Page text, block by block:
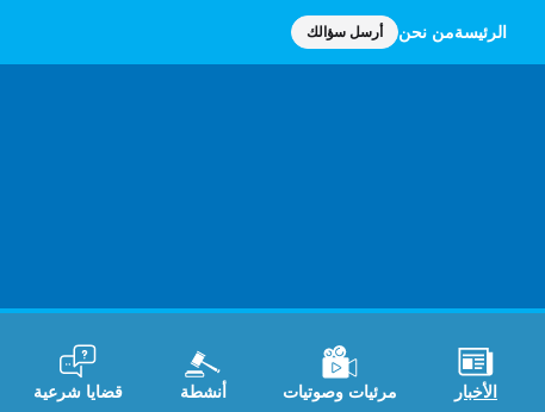
الرئيسةمن نحن أرسل سؤالك
الأخبار مرئيات وصوتيات أنشطة قضايا شرعية